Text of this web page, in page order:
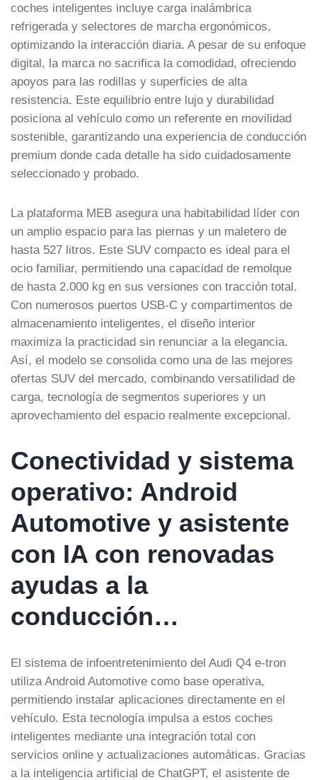
coches inteligentes incluye carga inalámbrica
refrigerada y selectores de marcha ergonómicos,
optimizando la interacción diaria. A pesar de su enfoque
digital, la marca no sacrifica la comodidad, ofreciendo
apoyos para las rodillas y superficies de alta
resistencia. Este equilibrio entre lujo y durabilidad
posiciona al vehículo como un referente en movilidad
sostenible, garantizando una experiencia de conducción
premium donde cada detalle ha sido cuidadosamente
seleccionado y probado.
La plataforma MEB asegura una habitabilidad líder con
un amplio espacio para las piernas y un maletero de
hasta 527 litros. Este SUV compacto es ideal para el
ocio familiar, permitiendo una capacidad de remolque
de hasta 2.000 kg en sus versiones con tracción total.
Con numerosos puertos USB-C y compartimentos de
almacenamiento inteligentes, el diseño interior
maximiza la practicidad sin renunciar a la elegancia.
Así, el modelo se consolida como una de las mejores
ofertas SUV del mercado, combinando versatilidad de
carga, tecnología de segmentos superiores y un
aprovechamiento del espacio realmente excepcional.
Conectividad y sistema
operativo: Android
Automotive y asistente
con IA con renovadas
ayudas a la
conducción…
El sistema de infoentretenimiento del Audi Q4 e-tron
utiliza Android Automotive como base operativa,
permitiendo instalar aplicaciones directamente en el
vehículo. Esta tecnología impulsa a estos coches
inteligentes mediante una integración total con
servicios online y actualizaciones automáticas. Gracias
a la inteligencia artificial de ChatGPT, el asistente de